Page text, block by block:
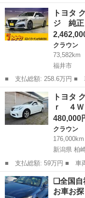
ー名： トヨタ ■ 車種名
名： アスリート 純正
2500...
福井 福井市 クラウ
トヨタ
ジ 純正
クラウン
73,582km
福井市
■ 支払総額: 258.6万円 ■ 車両本体価格： 2,462,000 円 ■ メーカ
ー名： トヨタ ■ 車種名
名： Ｓ Ｃパッケージ
Ｄ Ｂｌｕ...
福井 福井市 クラウ
トヨタ
ｒ ４Ｗ
480,000
クラウン
176,000km
新潟県 柏
■ 支払総額: 59万円 ■ 車両本体価格： 480,000 円 ■ メーカー
名： トヨタ ■ 車種名：
ルーンｉ－Ｆｏｕｒ ４
4D ...
新潟 柏崎市 クラウ
❑全国自
お車お